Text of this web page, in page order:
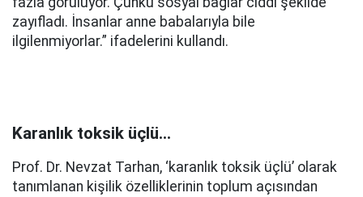
zayıfladı. İnsanlar anne babalarıyla bile
ilgilenmiyorlar.” ifadelerini kullandı.
Karanlık toksik üçlü…
Prof. Dr. Nevzat Tarhan, ‘karanlık toksik üçlü’ olarak
tanımlanan kişilik özelliklerinin toplum açısından